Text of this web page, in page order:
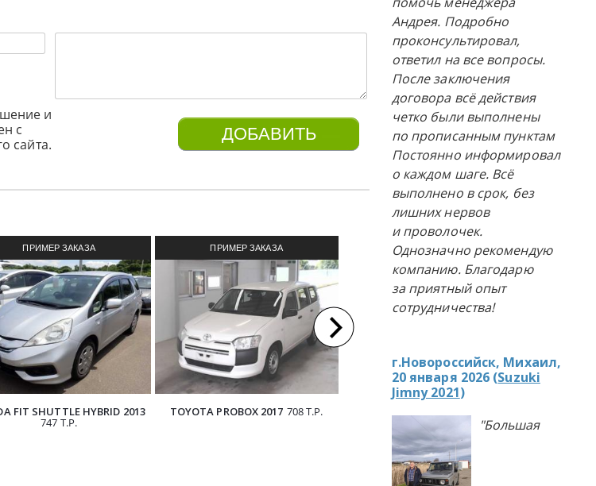
и
с
сайта.
ПРИМЕР ЗАКАЗА
АВТОМОБИЛЯ ИЗ ЯПОНИИ
FIT SHUTTLE HYBRID 2013
747 Т.Р.
ПРИМЕР ЗАКАЗА
АВТОМОБИЛЯ ИЗ ЯПОНИИ
TOYOTA PROBOX 2017 708 Т.Р.
ПРИМЕР ЗАКАЗА
АВТОМОБИЛЯ ИЗ ЯПОНИИ
Андрея. Подробно
проконсультировал,
ответил на все вопросы.
После заключения
договора всё действия
четко были выполнены
по прописанным пунктам
Постоянно информировал
о каждом шаге. Всё
выполнено в срок, без
лишних нервов
и проволочек.
Однозначно рекомендую
компанию. Благодарю
за приятный опыт
сотрудничества!
г.Новороссийск, Михаил,
20 января 2026 (Suzuki
Jimny 2021)
"Большая